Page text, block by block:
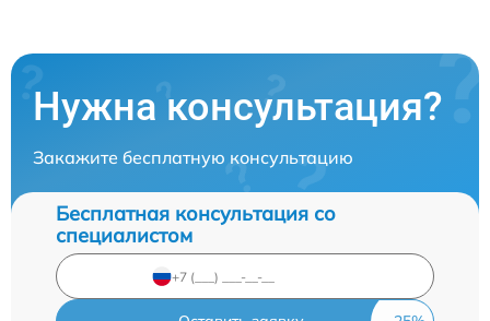
Нужна консультация?
Закажите бесплатную консультацию
Бесплатная консультация со
специалистом